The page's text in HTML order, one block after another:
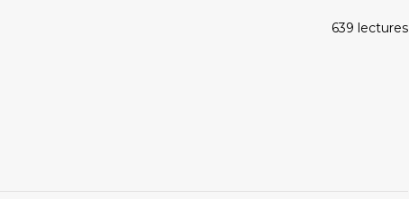
639 lectures